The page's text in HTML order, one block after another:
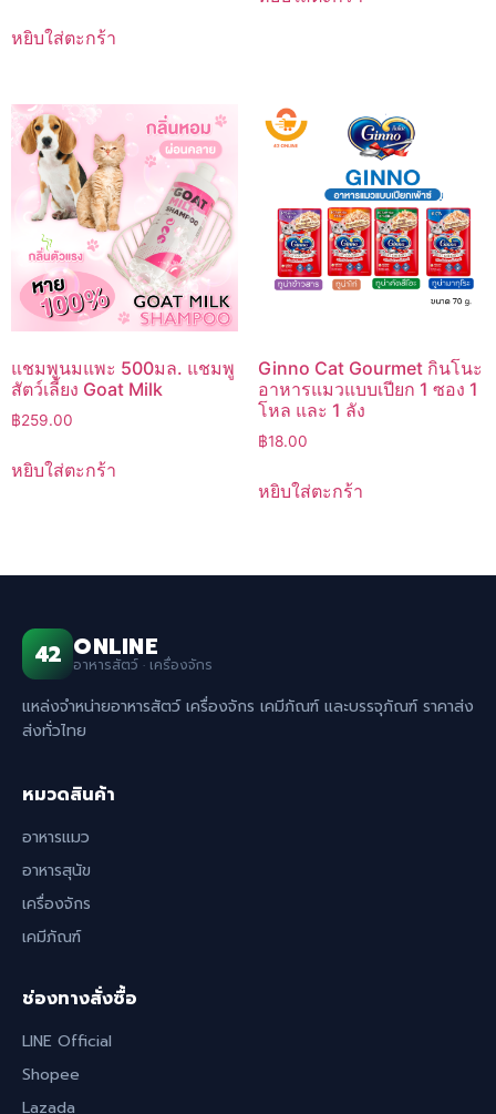
หยิบใส่ตะกร้า
แชมพูนมแพะ 500มล. แชมพู
สัตว์เลี้ยง Goat Milk
฿259.00
หยิบใส่ตะกร้า
Ginno Cat Gourmet กินโนะ
อาหารแมวแบบเปียก 1 ซอง 1
โหล และ 1 ลัง
฿18.00
หยิบใส่ตะกร้า
42 ONLINE
อาหารสัตว์ · เครื่องจักร
แหล่งจำหน่ายอาหารสัตว์ เครื่องจักร เคมีภัณฑ์ และบรรจุภัณฑ์ ราคาส่ง
ส่งทั่วไทย
หมวดสินค้า
อาหารแมว
อาหารสุนัข
เครื่องจักร
เคมีภัณฑ์
ช่องทางสั่งซื้อ
LINE Official
Shopee
Lazada